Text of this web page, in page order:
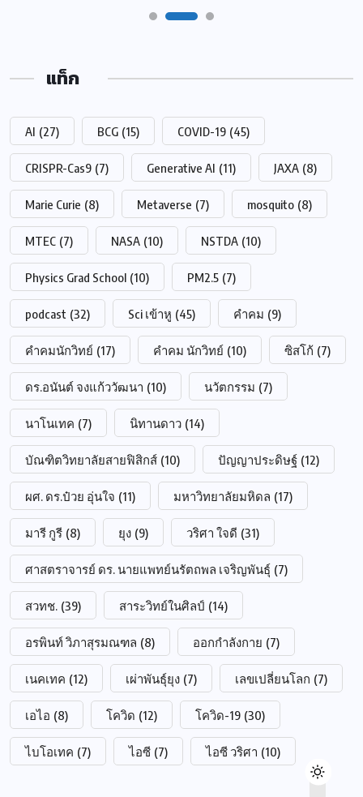
แท็ก
AI (27) BCG (15) COVID-19 (45)
CRISPR-Cas9 (7) Generative AI (11) JAXA (8)
Marie Curie (8) Metaverse (7) mosquito (8)
MTEC (7) NASA (10) NSTDA (10)
Physics Grad School (10) PM2.5 (7)
podcast (32) Sci เข้าหู (45) คำคม (9)
คำคมนักวิทย์ (17) คำคม นักวิทย์ (10) ซิสโก้ (7)
ดร.อนันต์ จงแก้ววัฒนา (10) นวัตกรรม (7)
นาโนเทค (7) นิทานดาว (14)
บัณฑิตวิทยาลัยสายฟิสิกส์ (10) ปัญญาประดิษฐ์ (12)
ผศ. ดร.ป๋วย อุ่นใจ (11) มหาวิทยาลัยมหิดล (17)
มารี กูรี (8) ยุง (9) วริศา ใจดี (31)
ศาสตราจารย์ ดร. นายแพทย์นรัตถพล เจริญพันธุ์ (7)
สวทช. (39) สาระวิทย์ในศิลป์ (14)
อรพินท์ วิภาสุรมณฑล (8) ออกกำลังกาย (7)
เนคเทค (12) เผ่าพันธุ์ยุง (7) เลขเปลี่ยนโลก (7)
เอไอ (8) โควิด (12) โควิด-19 (30)
ไบโอเทค (7) ไอซี (7) ไอซี วริศา (10)